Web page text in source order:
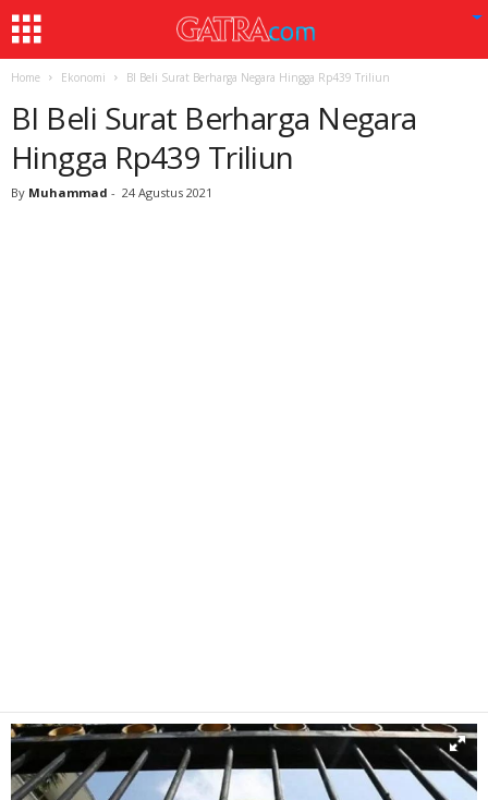
Home Ekonomi BI Beli Surat Berharga Negara Hingga Rp439 Triliun
BI Beli Surat Berharga Negara
Hingga Rp439 Triliun
By Muhammad - 24 Agustus 2021